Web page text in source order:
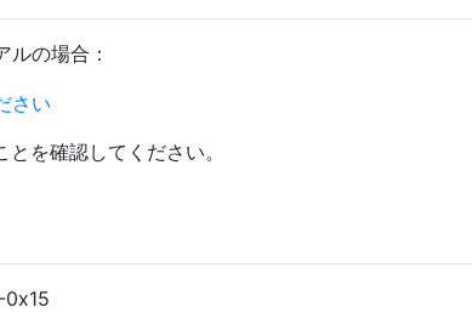
の場合：
を確認してください。
0x15